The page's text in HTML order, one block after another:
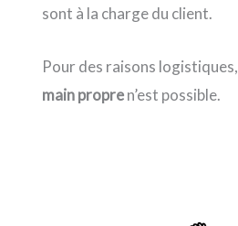
sont à la charge du client.
Pour des raisons logistiques,
main propren’est possible.